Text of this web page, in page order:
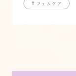
# フェムケア